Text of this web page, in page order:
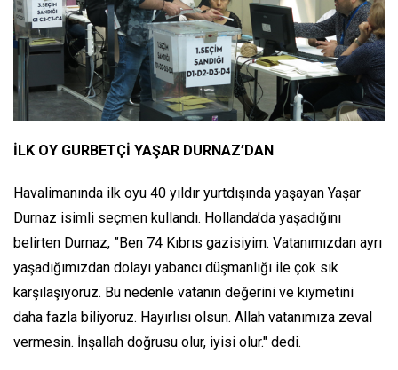
İLK OY GURBETÇİ YAŞAR DURNAZ’DAN
Havalimanında ilk oyu 40 yıldır yurtdışında yaşayan Yaşar
Durnaz isimli seçmen kullandı. Hollanda’da yaşadığını
belirten Durnaz, ”Ben 74 Kıbrıs gazisiyim. Vatanımızdan ayrı
yaşadığımızdan dolayı yabancı düşmanlığı ile çok sık
karşılaşıyoruz. Bu nedenle vatanın değerini ve kıymetini
daha fazla biliyoruz. Hayırlısı olsun. Allah vatanımıza zeval
vermesin. İnşallah doğrusu olur, iyisi olur." dedi.